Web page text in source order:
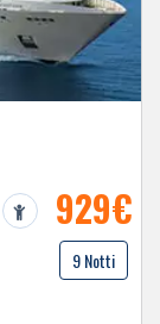
929€
9 Notti